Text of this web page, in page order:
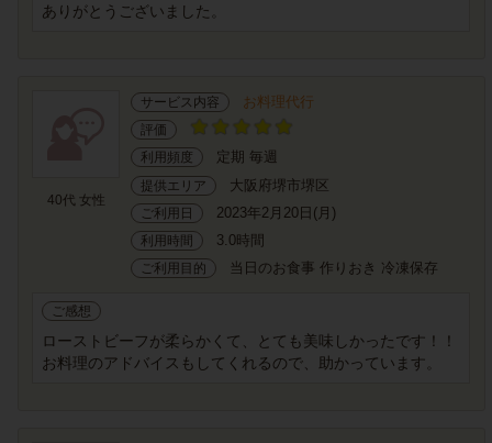
ありがとうございました。
40代 女性
サービス内容 お料理代行
評価
利用頻度
定期 毎週
提供エリア 大阪府堺市堺区
ご利用日 2023年2月20日(月)
利用時間 3.0時間
ご利用目的 当日のお食事 作りおき 冷凍保存
ご感想
ローストビーフが柔らかくて、とても美味しかったです！！
お料理のアドバイスもしてくれるので、助かっています。